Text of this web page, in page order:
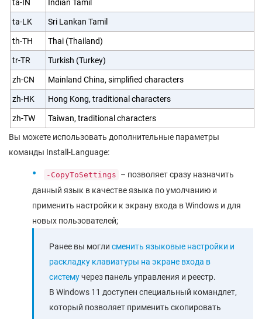
ta-IN Indian Tamil
ta-LK Sri Lankan Tamil
th-TH Thai (Thailand)
tr-TR Turkish (Turkey)
zh-CN Mainland China, simplified characters
zh-HK Hong Kong, traditional characters
zh-TW
Taiwan, traditional characters
Вы можете использовать дополнительные параметры
команды Install-Language:
-CopyToSettings – позволяет сразу назначить
данный язык в качестве языка по умолчанию и
применить настройки к экрану входа в Windows и для
новых пользователей;
Ранее вы могли сменить языковые настройки и
раскладку клавиатуры на экране входа в
системучерез панель управления и реестр.
В Windows 11 доступен специальный командлет,
который позволяет применить скопировать